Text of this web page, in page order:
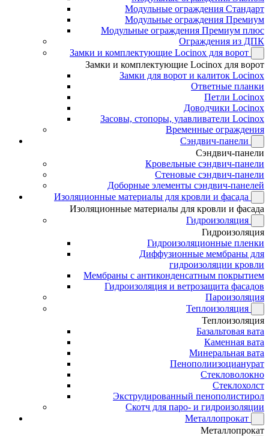
Модульные ограждения Стандарт
Модульные ограждения Премиум
Модульные ограждения Премиум плюс
Ограждения из ДПК
Замки и комплектующие Locinox для ворот
Замки и комплектующие Locinox для ворот
Замки для ворот и калиток Locinox
Ответные планки
Петли Locinox
Доводчики Locinox
Засовы, стопоры, улавливатели Locinox
Временные ограждения
Сэндвич-панели
Сэндвич-панели
Кровельные сэндвич-панели
Стеновые сэндвич-панели
Доборные элементы сэндвич-панелей
Изоляционные материалы для кровли и фасада
Изоляционные материалы для кровли и фасада
Гидроизоляция
Гидроизоляция
Гидроизоляционные пленки
Диффузионные мембраны для
гидроизоляции кровли
Мембраны с антиконденсатным покрытием
Гидроизоляция и ветрозащита фасадов
Пароизоляция
Теплоизоляция
Теплоизоляция
Базальтовая вата
Каменная вата
Минеральная вата
Пенополиизоцианурат
Стекловолокно
Стеклохолст
Экструдированный пенополистирол
Скотч для паро- и гидроизоляции
Металлопрокат
Металлопрокат